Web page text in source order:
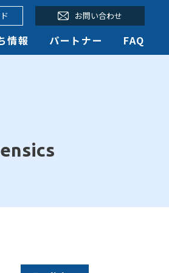
情報 パートナー FAQ
お問い合わせ